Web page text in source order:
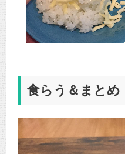
食らう＆まとめ